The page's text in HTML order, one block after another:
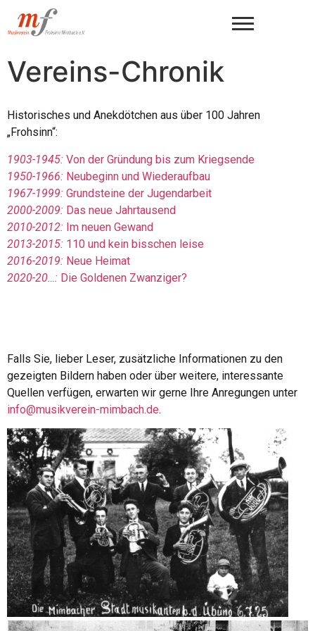
Vereins-Chronik
Historisches und Anekdötchen aus über 100 Jahren
„Frohsinn“:
1903-1945: Von der Gründung bis zum Kriegsende
1950-1966: Neubeginn und Wiederaufbau
1967-1999: Grundsteine der Jugendarbeit
2000-2009: Das neue Jahrtausend
2010-2012: Im neuen Gewand
2013-2015: 110 und kein bisschen leise
2016-2019: Neue Heimat
2020-20…: Die Goldenen Zwanziger?
Falls Sie, lieber Leser, zusätzliche Informationen zu den
gezeigten Bildern haben oder über weitere, interessante
Quellen verfügen, erwarten wir gerne Ihre Anregungen unter
info@musikverein-mimbach.de.